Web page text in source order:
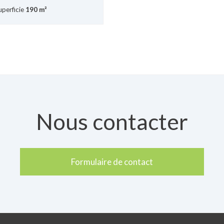
190 m²
Nous contacter
Formulaire de contact